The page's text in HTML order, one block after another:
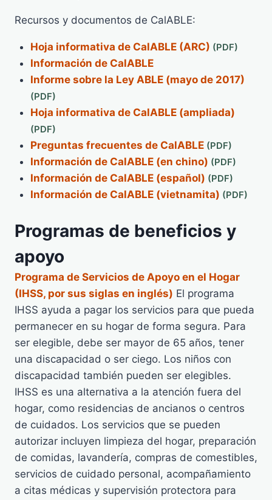
Recursos y documentos de CalABLE:
Hoja informativa de CalABLE (ARC)
Información de CalABLE
Informe sobre la Ley ABLE (mayo de 2017)
Hoja informativa de CalABLE (ampliada)
Preguntas frecuentes de CalABLE
Información de CalABLE (en chino)
Información de CalABLE (español)
Información de CalABLE (vietnamita)
Programas de beneficios y
apoyo
Programa de Servicios de Apoyo en el Hogar
(IHSS, por sus siglas en inglés) El programa
IHSS ayuda a pagar los servicios para que pueda
permanecer en su hogar de forma segura. Para
ser elegible, debe ser mayor de 65 años, tener
una discapacidad o ser ciego. Los niños con
discapacidad también pueden ser elegibles.
IHSS es una alternativa a la atención fuera del
hogar, como residencias de ancianos o centros
de cuidados. Los servicios que se pueden
autorizar incluyen limpieza del hogar, preparación
de comidas, lavandería, compras de comestibles,
servicios de cuidado personal, acompañamiento
a citas médicas y supervisión protectora para